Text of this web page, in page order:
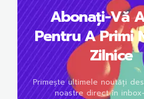
Abonați-Vă
Pentru A Primi
Zilnice
Primește ultimele noutăți
noastre direct în